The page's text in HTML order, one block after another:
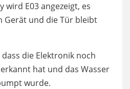
wird E03 angezeigt, es
Gerät und die Tür bleibt
die Elektronik noch
hat und das Wasser
wurde.